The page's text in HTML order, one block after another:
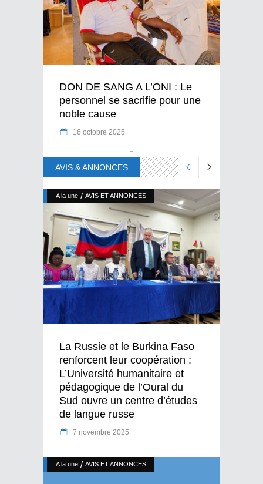
DON DE SANG A L’ONI : Le
personnel se sacrifie pour une
noble cause
16 octobre 2025
AVIS & ANNONCES
A la une / AVIS ET ANNONCES
La Russie et le Burkina Faso
renforcent leur coopération :
L’Université humanitaire et
pédagogique de l’Oural du
Sud ouvre un centre d’études
de langue russe
7 novembre 2025
A la une / AVIS ET ANNONCES